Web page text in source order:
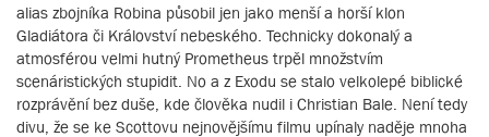
alias zbojníka Robina působil jen jako menší a horší klon
Gladiátora či Království nebeského. Technicky dokonalý a
atmosférou velmi hutný Prometheus trpěl množstvím
scenáristických stupidit. No a z Exodu se stalo velkolepé biblické
rozprávění bez duše, kde člověka nudil i Christian Bale. Není tedy
divu, že se ke Scottovu nejnovějšímu filmu upínaly naděje mnoha